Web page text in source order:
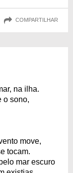
COMPARTILHAR
na ilha.
o sono,
move,
tocam.
mar escuro